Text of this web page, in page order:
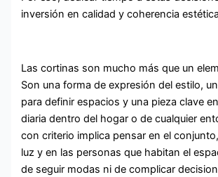
inversión en calidad y coherencia
Las cortinas son mucho más que un
Son una forma de expresión del estilo,
para definir espacios y una pieza clave
diaria dentro del hogar o de cualquier
con criterio implica pensar en el
luz y en las personas que habitan el
de seguir modas ni de complicar